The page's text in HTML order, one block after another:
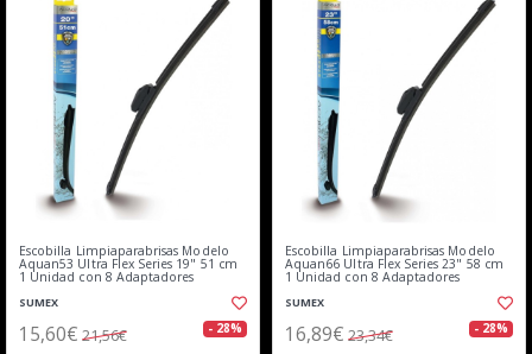
Escobilla Limpiaparabrisas Modelo
Aquan53 Ultra Flex Series 19" 51 cm
1 Unidad con 8 Adaptadores
SUMEX
15,60€ 21,56€ - 28%
Escobilla Limpiaparabrisas Modelo
Aquan66 Ultra Flex Series 23" 58 cm
1 Unidad con 8 Adaptadores
SUMEX
16,89€ 23,34€ - 28%